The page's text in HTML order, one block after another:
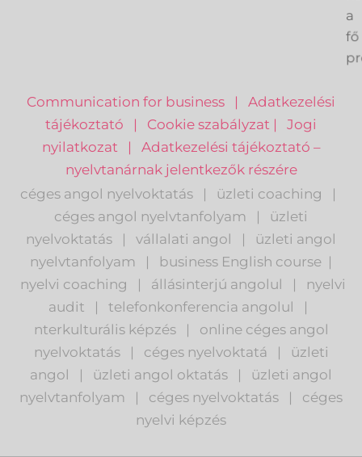
a
Communication for business | Adatkezelési
tájékoztató | Cookie szabályzat | Jogi
nyilatkozat | Adatkezelési tájékoztató –
nyelvtanárnak jelentkezők részére
céges angol nyelvoktatás
| üzleti coaching
|
céges angol nyelvtanfolyam
|
üzleti
nyelvoktatás
| vállalati angol |
üzleti angol
nyelvtanfolyam
| business English course |
nyelvi coaching
| állásinterjú angolul |
nyelvi
audit
| telefonkonferencia angolul
|
nterkulturális képzés
| online céges angol
nyelvoktatás
| céges nyelvoktatá |
üzleti
angol
| üzleti angol oktatás |
üzleti angol
nyelvtanfolyam
| céges nyelvoktatás |
céges
nyelvi képzés